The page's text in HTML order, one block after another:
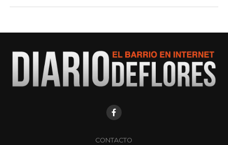
CONTACTO